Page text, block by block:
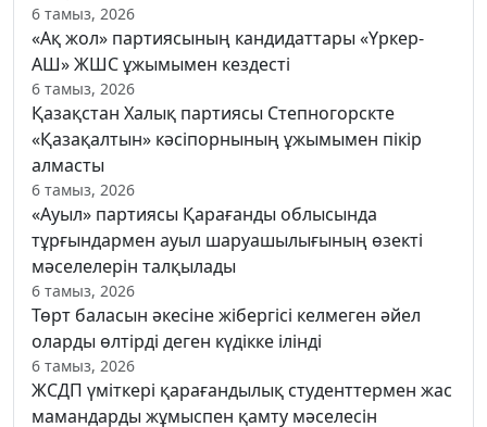
6 тамыз, 2026
«Ақ жол» партиясының кандидаттары «Үркер-
АШ» ЖШС ұжымымен кездесті
6 тамыз, 2026
Қазақстан Халық партиясы Степногорскте
«Қазақалтын» кәсіпорнының ұжымымен пікір
алмасты
6 тамыз, 2026
«Ауыл» партиясы Қарағанды облысында
тұрғындармен ауыл шаруашылығының өзекті
мәселелерін талқылады
6 тамыз, 2026
Төрт баласын әкесіне жібергісі келмеген әйел
оларды өлтірді деген күдікке ілінді
6 тамыз, 2026
ЖСДП үміткері қарағандылық студенттермен жас
мамандарды жұмыспен қамту мәселесін